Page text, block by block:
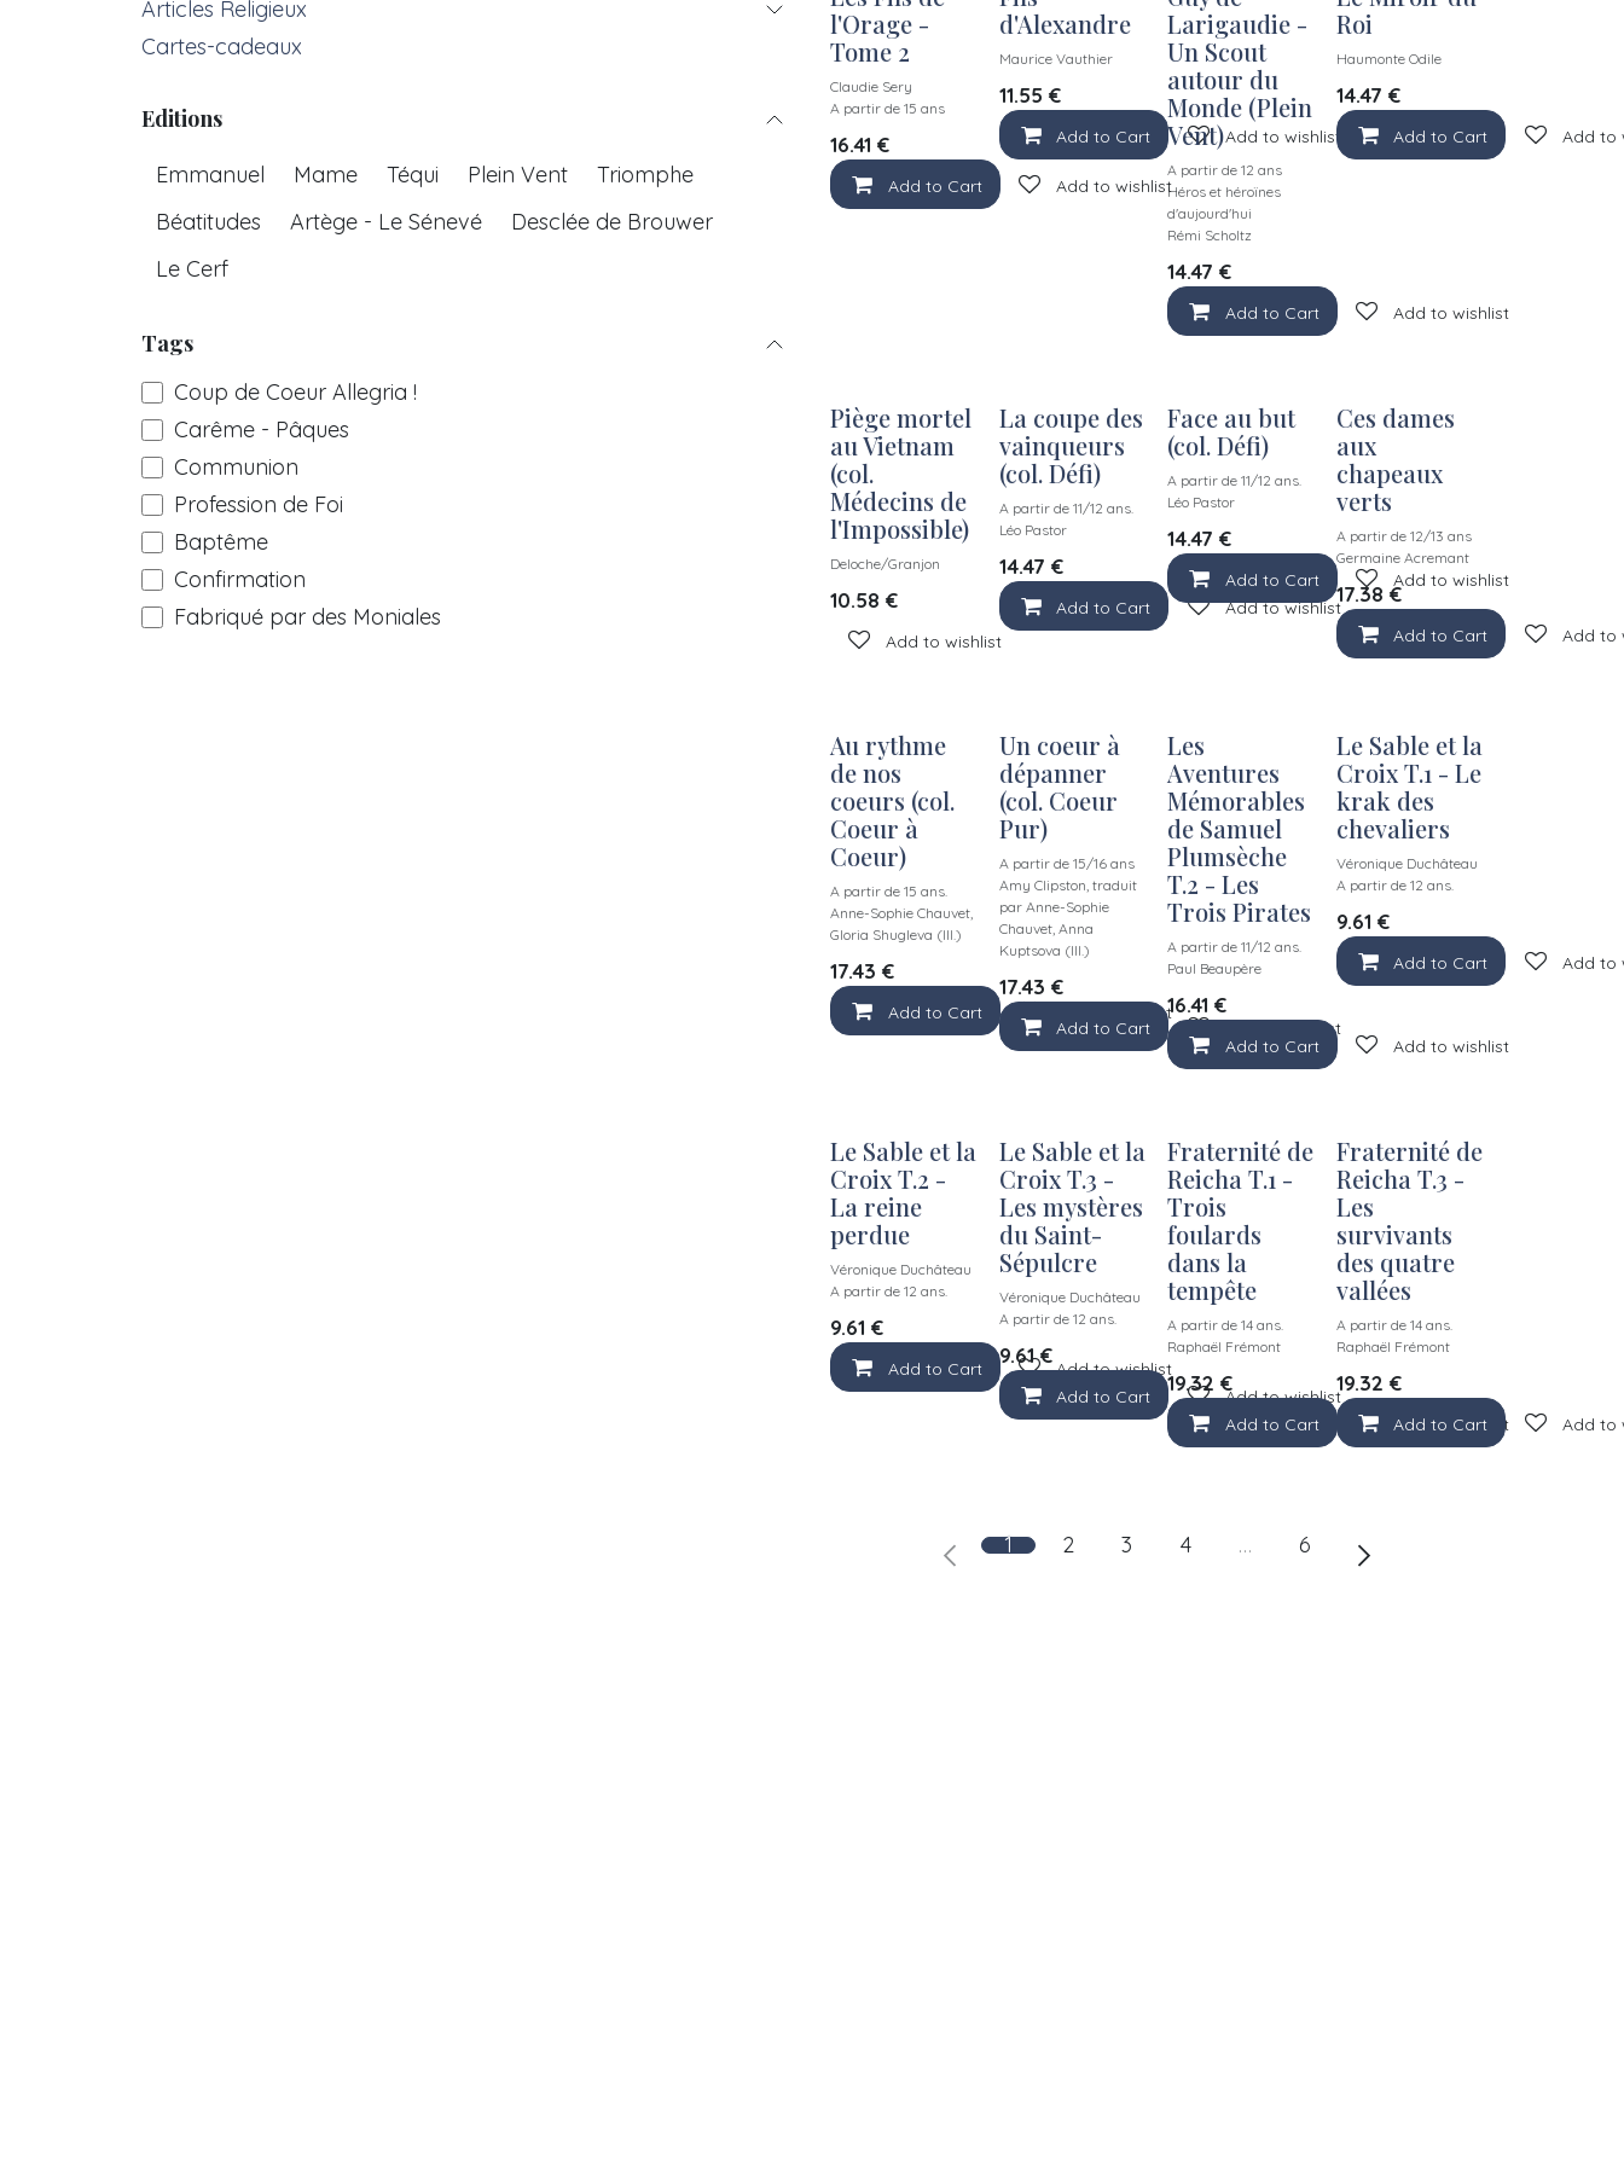
Articles Religieux
Cartes-cadeaux
Editions
Emmanuel Mame Téqui Plein Vent
Triomphe
Béatitudes
Artège - Le Sénevé
Desclée de Brouwer
Le Cerf
Tags
Coup de Coeur Allegria !
Carême - Pâques
Communion
Profession de Foi
Baptême
Confirmation
Fabriqué par des Moniales
l'Orage -
Tome 2
Claudie Sery
A partir de 15 ans
16.41 €
Add to Cart Add to wishlist
d'Alexandre
Maurice Vauthier
11.55 €
Add to Cart Add to wishlist
Larigaudie -
Un Scout
autour du
Monde (Plein
Vent)
A partir de 12 ans
Héros et héroïnes
d'aujourd'hui
Rémi Scholtz
14.47 €
Add to Cart Add to wishlist
Roi
Haumonte Odile
14.47 €
Add to Cart Add to
Piège mortel
au Vietnam
(col.
Médecins de
l'Impossible)
Deloche/Granjon
10.58 €
Add to wishlist
La coupe des
vainqueurs
(col. Défi)
A partir de 11/12 ans.
Léo Pastor
14.47 €
Add to Cart Add to wishlist
Face au but
(col. Défi)
A partir de 11/12 ans.
Léo Pastor
14.47 €
Add to Cart Add to wishlist
Ces dames
aux
chapeaux
verts
A partir de 12/13 ans
Germaine Acremant
17.38 €
Add to Cart Add to
Au rythme
de nos
coeurs (col.
Coeur à
Coeur)
A partir de 15 ans.
Anne-Sophie Chauvet,
Gloria Shugleva (Ill.)
17.43 €
Add to Cart Add to wishlist
Un coeur à
dépanner
(col. Coeur
Pur)
A partir de 15/16 ans
Amy Clipston, traduit
par Anne-Sophie
Chauvet, Anna
Kuptsova (Ill.)
17.43 €
Add to Cart Add to wishlist
Les
Aventures
Mémorables
de Samuel
Plumsèche
T.2 - Les
Trois Pirates
A partir de 11/12 ans.
Paul Beaupère
16.41 €
Add to Cart Add to wishlist
Le Sable et la
Croix T.1 - Le
krak des
chevaliers
Véronique Duchâteau
A partir de 12 ans.
9.61 €
Add to Cart Add to
Le Sable et la
Croix T.2 -
La reine
perdue
Véronique Duchâteau
A partir de 12 ans.
9.61 €
Add to Cart Add to wishlist
Le Sable et la
Croix T.3 -
Les mystères
du Saint-
Sépulcre
Véronique Duchâteau
A partir de 12 ans.
9.61€
Add to Cart Add to wishlist
Fraternité de
Reicha T.1 -
Trois
foulards
dans la
tempête
A partir de 14 ans.
Raphaël Frémont
19.32 €
Add to Cart Add to wishlist
Fraternité de
Reicha T.3 -
Les
survivants
des quatre
vallées
A partir de 14 ans.
Raphaël Frémont
19.32 €
Add to Cart Add to
1 2 3 4 … 6